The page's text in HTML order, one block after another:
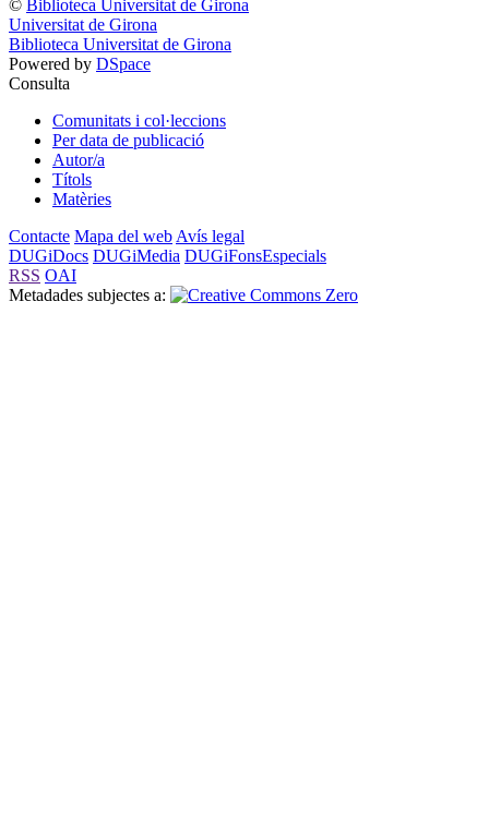
© Biblioteca Universitat de Girona
Universitat de Girona
Biblioteca Universitat de Girona
Powered by DSpace
Consulta
Comunitats i col·leccions
Per data de publicació
Autor/a
Títols
Matèries
Contacte Mapa del web Avís legal
DUGiDocs DUGiMedia DUGiFonsEspecials
RSS OAI
Metadades subjectes a: